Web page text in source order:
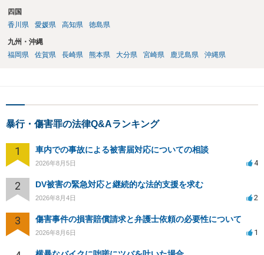
四国
香川県
愛媛県 高知県 徳島県
九州・沖縄
福岡県
佐賀県 長崎県 熊本県 大分県 宮崎県 鹿児島県 沖縄県
暴行・傷害罪の法律Q&Aランキング
1 車内での事故による被害届対応についての相談
2026年8月5日 4
2 DV被害の緊急対応と継続的な法的支援を求む
2026年8月4日 2
3 傷害事件の損害賠償請求と弁護士依頼の必要性について
2026年8月6日 1